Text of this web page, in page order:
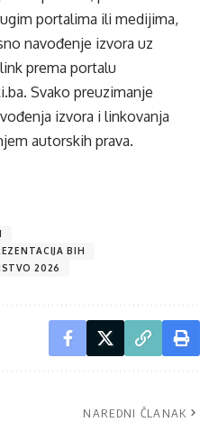
portalima ili medijima,
navođenje izvora uz
prema portalu
. Svako preuzimanje
izvora i linkovanja
autorskih prava.
BIH
2026
NAREDNI ČLANAK